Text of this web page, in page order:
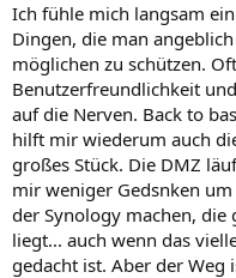
Ich fühle mich langsam
Dingen, die man
möglichen zu schützen.
Benutzerfreundlichkeit
auf die Nerven. Back to
hilft mir wiederum auch
großes Stück. Die DMZ
mir weniger Gedsnken
der Synology machen, die
liegt... auch wenn das
gedacht ist. Aber der Weg